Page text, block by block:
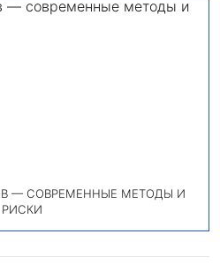
— СОВРЕМЕННЫЕ МЕТОДЫ И
РИСКИ